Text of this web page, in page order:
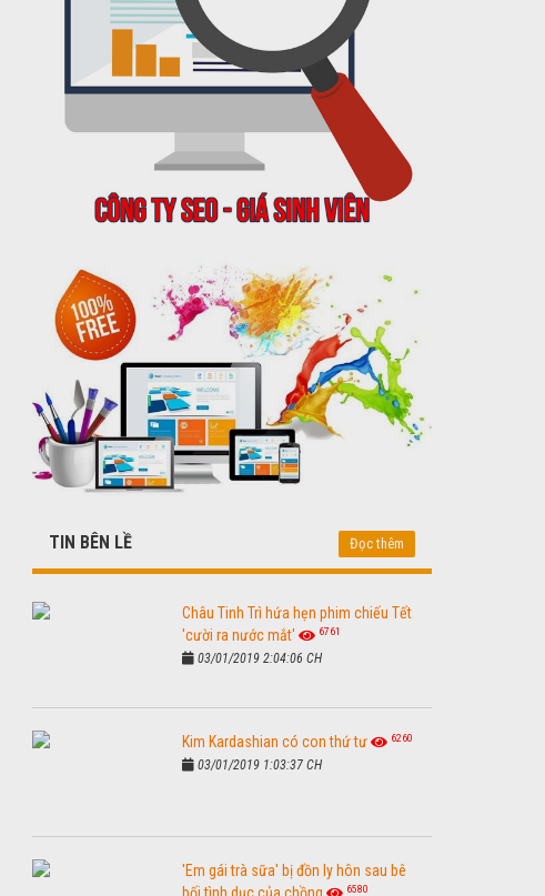
TIN BÊN LỀ Đọc thêm
Châu Tinh Trì hứa hẹn phim chiếu Tết
'cười ra nước mắt'
6761
03/01/2019 2:04:06 CH
Kim Kardashian có con thứ tư 6260
03/01/2019 1:03:37 CH
'Em gái trà sữa' bị đồn ly hôn sau bê
6580